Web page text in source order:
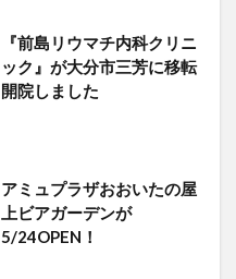
『前島リウマチ内科クリニ
ック』が大分市三芳に移転
開院しました
アミュプラザおおいたの屋
上ビアガーデンが
5/24OPEN！